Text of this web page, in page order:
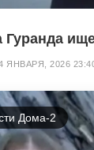
Гуранда
ЯНВАРЯ, 2026
Дома-2